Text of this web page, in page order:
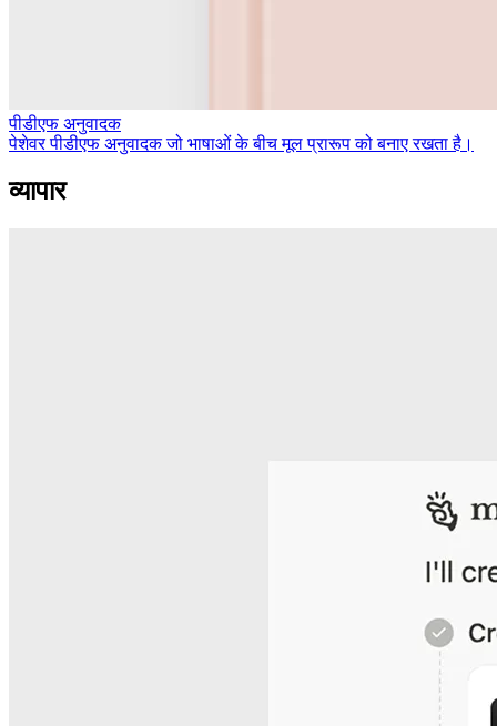
पीडीएफ अनुवादक
पेशेवर पीडीएफ अनुवादक जो भाषाओं के बीच मूल प्रारूप को बनाए रखता है।
व्यापार